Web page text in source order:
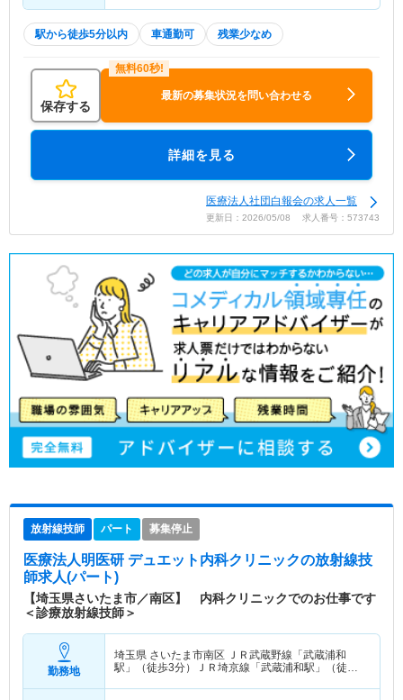
駅から徒歩5分以内 車通勤可 残業少なめ
保存する
最新の募集状況を問い合わせる
詳細を見る
医療法人社団白報会の求人一覧
更新日：2026/05/08 求人番号：573743
放射線技師 パート 募集停止
医療法人明医研 デュエット内科クリニックの放射線技
師求人(パート)
【埼玉県さいたま市／南区】 内科クリニックでのお仕事です
＜診療放射線技師＞
勤務地
埼玉県 さいたま市南区 ＪＲ武蔵野線「武蔵浦和
駅」（徒歩3分）ＪＲ埼京線「武蔵浦和駅」（徒歩3